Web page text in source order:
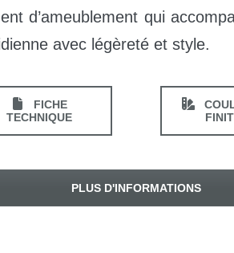
d’ameublement qui
avec légèreté et style.
FICHE
TECHNIQUE
PLUS D'INFORMATIONS